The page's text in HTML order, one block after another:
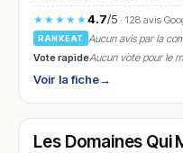
★★★★★4.7/5· 128 avis
RANKEAT
Aucun avis par la
Vote rapideAucun vote pour le
Voir la fiche→
N° 17
Les Domaines Qui